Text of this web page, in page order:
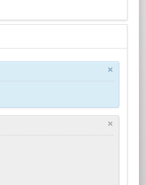
×
×